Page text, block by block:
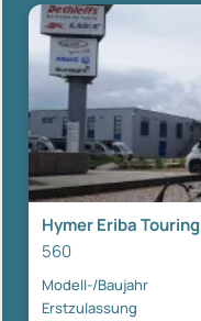
Hymer Eriba Touring
560
Modell-/Baujahr
Erstzulassung